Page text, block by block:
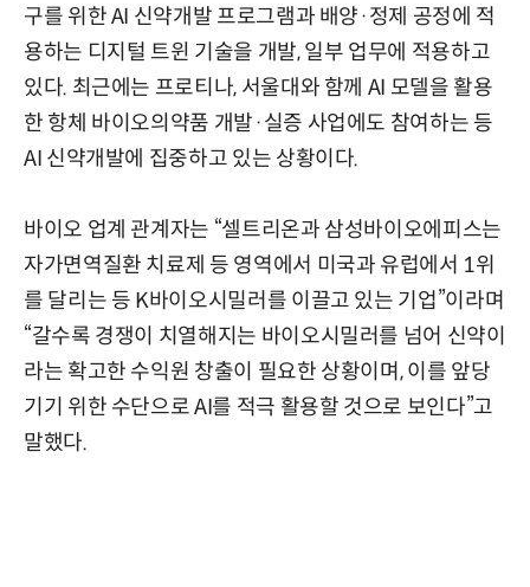
구를 위한 AI 신약개발 프로그램과 배양·정제 공정에 적
용하는 디지털 트윈 기술을 개발, 일부 업무에 적용하고
있다. 최근에는 프로티나, 서울대와 함께 AI 모델을 활용
한 항체 바이오의약품 개발·실증 사업에도 참여하는 등
AI 신약개발에 집중하고 있는 상황이다.
바이오 업계 관계자는 “셀트리온과 삼성바이오에피스는
자가면역질환 치료제 등 영역에서 미국과 유럽에서 1위
를 달리는 등 K바이오시밀러를 이끌고 있는 기업”이라며
“갈수록 경쟁이 치열해지는 바이오시밀러를 넘어 신약이
라는 확고한 수익원 창출이 필요한 상황이며, 이를 앞당
기기 위한 수단으로 AI를 적극 활용할 것으로 보인다”고
말했다.